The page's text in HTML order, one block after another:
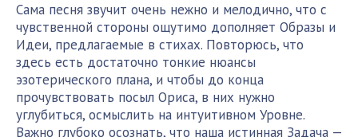
Сама песня звучит очень нежно и мелодично, что с
чувственной стороны ощутимо дополняет Образы и
Идеи, предлагаемые в стихах. Повторюсь, что
здесь есть достаточно тонкие нюансы
эзотерического плана, и чтобы до конца
прочувствовать посыл Ориса, в них нужно
углубиться, осмыслить на интуитивном Уровне.
Важно глубоко осознать, что наша истинная Задача —